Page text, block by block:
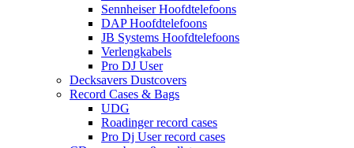
Sennheiser Hoofdtelefoons
DAP Hoofdtelefoons
JB Systems Hoofdtelefoons
Verlengkabels
Pro DJ User
Decksavers Dustcovers
Record Cases & Bags
UDG
Roadinger record cases
Pro Dj User record cases